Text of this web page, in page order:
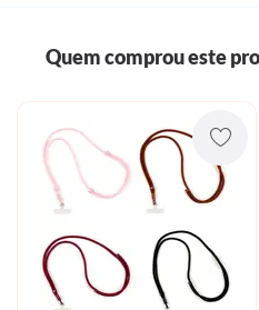
Quem comprou este